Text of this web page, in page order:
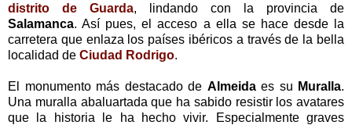
distrito de Guarda, lindando con la provincia de
Salamanca. Así pues, el acceso a ella se hace desde la
carretera que enlaza los países ibéricos a través de la bella
localidad de Ciudad Rodrigo.
El monumento más destacado de Almeida es su Muralla.
Una muralla abaluartada que ha sabido resistir los avatares
que la historia le ha hecho vivir. Especialmente graves